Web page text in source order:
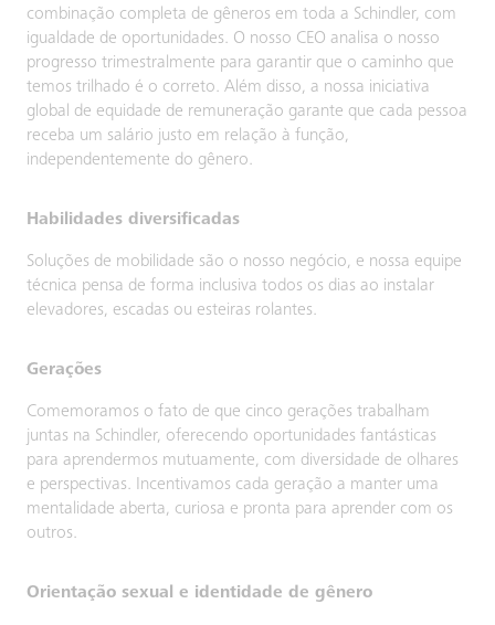
combinação completa de gêneros em toda a Schindler, com
igualdade de oportunidades. O nosso CEO analisa o nosso
progresso trimestralmente para garantir que o caminho que
temos trilhado é o correto. Além disso, a nossa iniciativa
global de equidade de remuneração garante que cada pessoa
receba um salário justo em relação à função,
independentemente do gênero.
Habilidades diversificadas
Soluções de mobilidade são o nosso negócio, e nossa equipe
técnica pensa de forma inclusiva todos os dias ao instalar
elevadores, escadas ou esteiras rolantes.
Gerações
Comemoramos o fato de que cinco gerações trabalham
juntas na Schindler, oferecendo oportunidades fantásticas
para aprendermos mutuamente, com diversidade de olhares
e perspectivas. Incentivamos cada geração a manter uma
mentalidade aberta, curiosa e pronta para aprender com os
outros.
Orientação sexual e identidade de gênero